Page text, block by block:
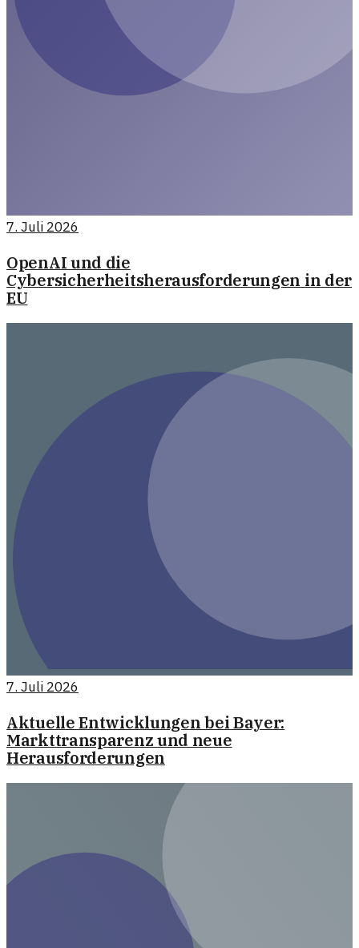
7. Juli 2026
OpenAI und die
Cybersicherheitsherausforderungen in der
EU
7. Juli 2026
Aktuelle Entwicklungen bei Bayer:
Markttransparenz und neue
Herausforderungen